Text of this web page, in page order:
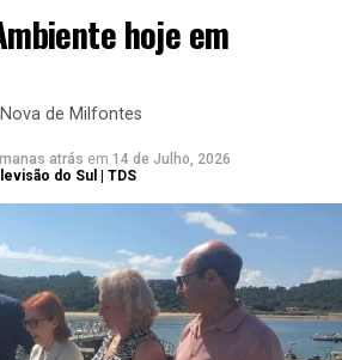
hoje em
de Milfontes
atrás em 14 de Julho, 2026
do Sul | TDS